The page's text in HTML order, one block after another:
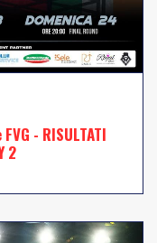
- RISULTATI
2